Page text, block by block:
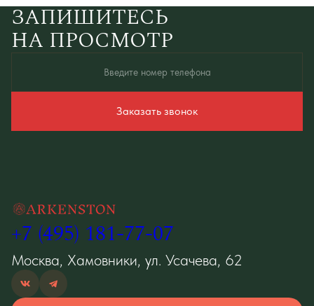
ЗАПИШИТЕСЬ
НА ПРОСМОТР
Введите номер телефона
Заказать звонок
Принимаюполитику конфиденциальности
+7 (495) 181-77-07
Москва, Хамовники, ул. Усачева, 62